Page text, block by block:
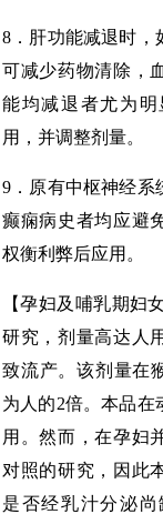
8．肝功能减退时，
可减少药物清除，
能均减退者尤为
用，并调整剂量。
9．原有中枢神经系
癫痫病史者均应避
权衡利弊后应用。
【孕妇及哺乳期妇
研究，剂量高达人
致流产。该剂量在
为人的2倍。本品在
用。然而，在孕妇
对照的研究，因此
是否经乳汁分泌